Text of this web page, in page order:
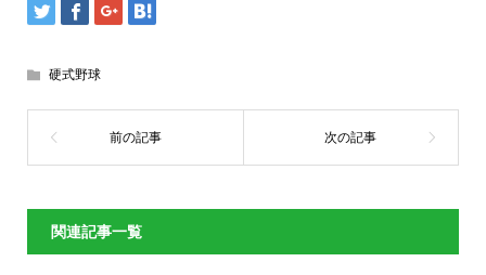
硬式野球
関連記事一覧